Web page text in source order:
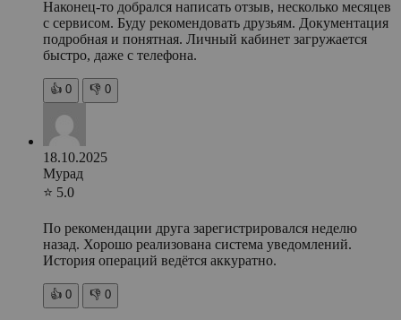
Наконец-то добрался написать отзыв, несколько месяцев
с сервисом. Буду рекомендовать друзьям. Документация
подробная и понятная. Личный кабинет загружается
быстро, даже с телефона.
👍 0 👎 0
18.10.2025
Мурад
⭐ 5.0
По рекомендации друга зарегистрировался неделю
назад. Хорошо реализована система уведомлений.
История операций ведётся аккуратно.
👍 0 👎 0